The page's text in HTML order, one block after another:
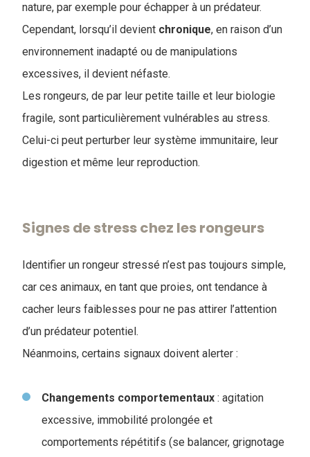
nature, par exemple pour échapper à un prédateur.
Cependant, lorsqu’il devient chronique, en raison d’un
environnement inadapté ou de manipulations
excessives, il devient néfaste.
Les rongeurs, de par leur petite taille et leur biologie
fragile, sont particulièrement vulnérables au stress.
Celui-ci peut perturber leur système immunitaire, leur
digestion et même leur reproduction.
Signes de stress chez les rongeurs
Identifier un rongeur stressé n’est pas toujours simple,
car ces animaux, en tant que proies, ont tendance à
cacher leurs faiblesses pour ne pas attirer l’attention
d’un prédateur potentiel.
Néanmoins, certains signaux doivent alerter :
Changements comportementaux : agitation
excessive, immobilité prolongée et
comportements répétitifs (se balancer, grignotage